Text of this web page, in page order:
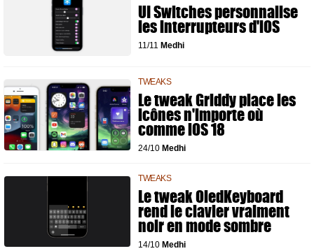
UI Switches personnalise
les interrupteurs d'iOS
11/11 Medhi
TWEAKS
Le tweak Griddy place les
icônes n'importe où
comme iOS 18
24/10 Medhi
TWEAKS
Le tweak OledKeyboard
rend le clavier vraiment
noir en mode sombre
14/10 Medhi